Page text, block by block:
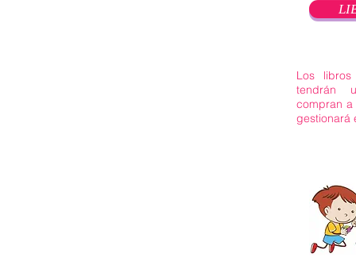
Los
tendrán
compran a
gestionará